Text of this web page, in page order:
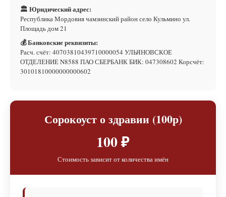
🏛 Юридический адрес:
Республика Мордовия чамзинский район село Кульмино ул.
Площадь дом 21
💰 Банковские реквизиты:
Расч. счёт: 40703810439710000054 УЛЬЯНОВСКОЕ
ОТДЕЛЕНИЕ N8588 ПАО СБЕРБАНК БИК: 047308602 Корсчёт:
30101810000000000602
Сорокоуст о здравии (100р)
100 ₽
Стоимость зависит от количества имён